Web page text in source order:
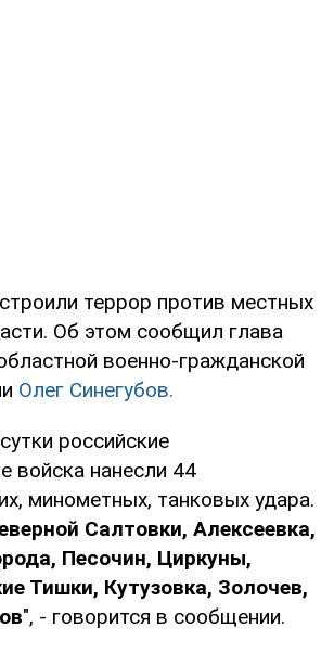
террор против местных
Об этом сообщил глава
военно-гражданской
Олег Синегубов.
российские
войска нанесли 44
минометных, танковых удара.
Салтовки, Алексеевка,
Песочин, Циркуны,
Тишки, Кутузовка, Золочев,
", - говорится в сообщении.